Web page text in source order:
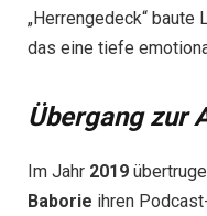
„Herrengedeck“ baute
das eine tiefe
Übergang zur
Im Jahr 2019
Baborie ihren